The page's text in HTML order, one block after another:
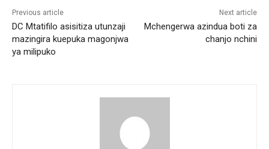
Previous article
DC Mtatifilo asisitiza utunzaji
mazingira kuepuka magonjwa
ya milipuko
Next article
Mchengerwa azindua boti za
chanjo nchini